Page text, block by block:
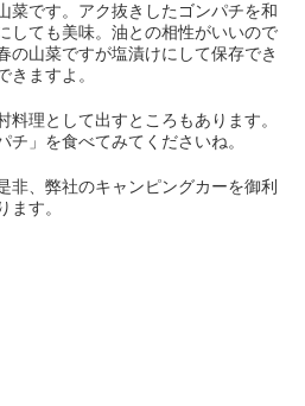
菜です。アク抜きしたゴンパチを和
しても美味。油との相性がいいので
の山菜ですが塩漬けにして保存でき
きますよ。
料理として出すところもあります。
チ」 を食べてみてくださいね。
非、弊社のキャンピングカーを御利
ます。